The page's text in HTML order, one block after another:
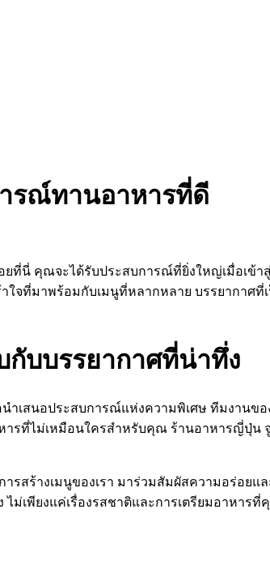
รณ์ทานอาหารที่ดี
ที่นี่ คุณจะได้รับประสบการณ์ที่ยิ่งใหญ่เมื่อเข้า
ที่มาพร้อมกับเมนูที่หลากหลาย บรรยากาศที่
กับบรรยากาศที่น่าทึ่ง
สนอประสบการณ์แห่งความพิเศษ ทีมงานขอ
ารที่ไม่เหมือนใครสำหรับคุณ ร้านอาหารญี่ปุ่น
สร้างเมนูของเรา มาร่วมสัมผัสความอร่อยแ
ม่เพียงแค่เรื่องรสชาติและการเตรียมอาหาร